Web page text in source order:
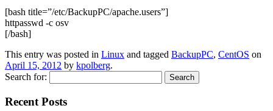
[bash title=”/etc/BackupPC/apache.users”]
httpasswd -c osv
[/bash]
This entry was posted in Linux and tagged BackupPC, CentOS on
April 15, 2012 by kpolberg.
Search for:
Recent Posts